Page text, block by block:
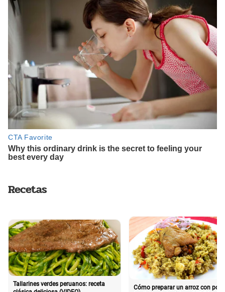
Recetas
Tallarines verdes peruanos: receta
Cómo preparar un arroz con pollo